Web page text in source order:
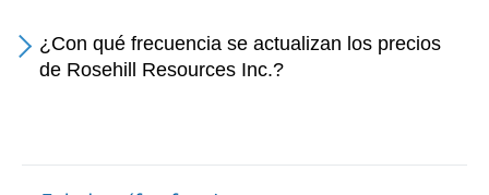
¿Con qué frecuencia se actualizan los precios
de Rosehill Resources Inc.?